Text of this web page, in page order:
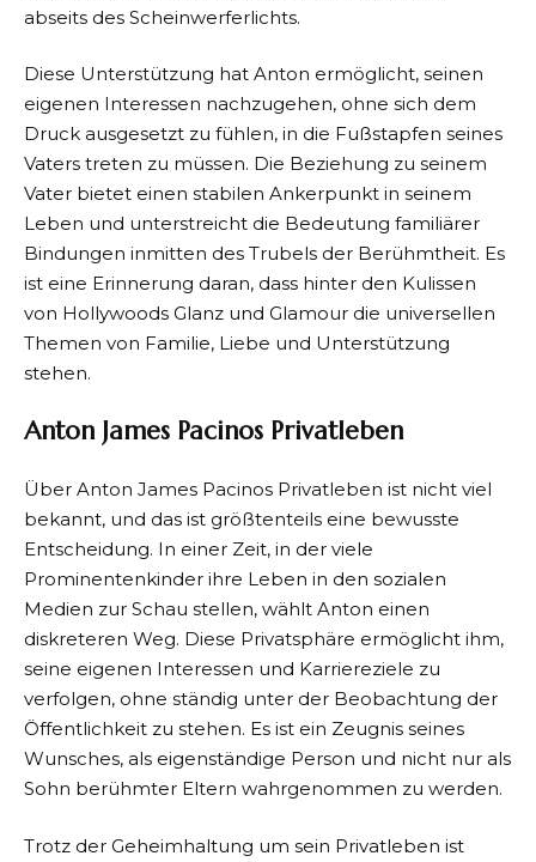
abseits des Scheinwerferlichts.
Diese Unterstützung hat Anton ermöglicht, seinen
eigenen Interessen nachzugehen, ohne sich dem
Druck ausgesetzt zu fühlen, in die Fußstapfen seines
Vaters treten zu müssen. Die Beziehung zu seinem
Vater bietet einen stabilen Ankerpunkt in seinem
Leben und unterstreicht die Bedeutung familiärer
Bindungen inmitten des Trubels der Berühmtheit. Es
ist eine Erinnerung daran, dass hinter den Kulissen
von Hollywoods Glanz und Glamour die universellen
Themen von Familie, Liebe und Unterstützung
stehen.
Anton James Pacinos Privatleben
Über Anton James Pacinos Privatleben ist nicht viel
bekannt, und das ist größtenteils eine bewusste
Entscheidung. In einer Zeit, in der viele
Prominentenkinder ihre Leben in den sozialen
Medien zur Schau stellen, wählt Anton einen
diskreteren Weg. Diese Privatsphäre ermöglicht ihm,
seine eigenen Interessen und Karriereziele zu
verfolgen, ohne ständig unter der Beobachtung der
Öffentlichkeit zu stehen. Es ist ein Zeugnis seines
Wunsches, als eigenständige Person und nicht nur als
Sohn berühmter Eltern wahrgenommen zu werden.
Trotz der Geheimhaltung um sein Privatleben ist